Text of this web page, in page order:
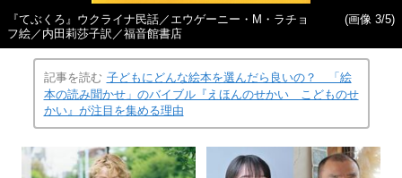
『てぶくろ』ウクライナ民話／エウゲーニー・M・ラチョ
フ絵／内田莉莎子訳／福音館書店
(画像 3/5)
記事を読む 子どもにどんな絵本を選んだら良いの？ 「絵
本の読み聞かせ」のバイブル『えほんのせかい こどものせ
かい』が注目を集める理由